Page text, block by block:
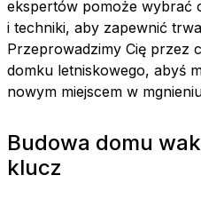
ekspertów pomoże wybrać
i techniki, aby zapewnić
Przeprowadzimy Cię przez
domku letniskowego, abyś
nowym miejscem w
Budowa domu
klucz